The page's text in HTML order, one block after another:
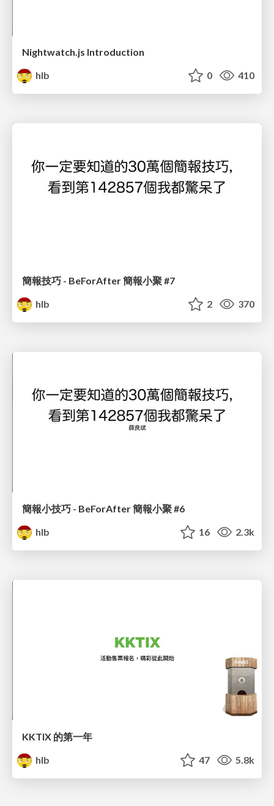
Nightwatch.js Introduction
hlb
0 410
簡報技巧 - BeForAfter 簡報小聚 #7
hlb
2 370
簡報小技巧 - BeForAfter 簡報小聚 #6
hlb
16 2.3k
KKTIX 的第一年
hlb
47 5.8k